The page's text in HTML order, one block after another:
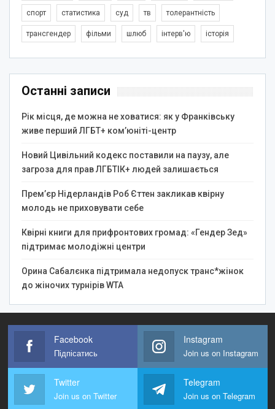
спорт статистика суд тв толерантність
трансгендер фільми шлюб інтерв'ю історія
Останні записи
Рік місця, де можна не ховатися: як у Франківську
живе перший ЛГБТ+ ком’юніті-центр
Новий Цивільний кодекс поставили на паузу, але
загроза для прав ЛГБТІК+ людей залишається
Прем’єр Нідерландів Роб Єттен закликав квірну
молодь не приховувати себе
Квірні книги для прифронтових громад: «Гендер Зед»
підтримає молодіжні центри
Орина Сабалєнка підтримала недопуск транс*жінок
до жіночих турнірів WTA
Facebook
Підпісатись
Instagram
Join us on Instagram
Twitter
Join us on Twitter
Telegram
Join us on Telegram